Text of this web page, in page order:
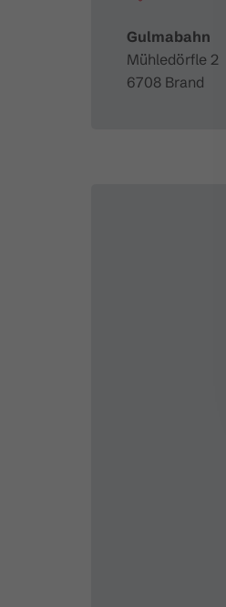
Gulmabahn
Mühledörfle 2
6708 Brand